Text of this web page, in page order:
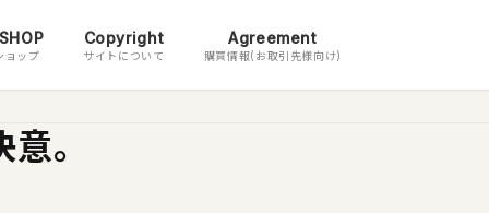
ョップ
Copyright
サイトについて
Agreement
購買情報(お取引先様向け)
。